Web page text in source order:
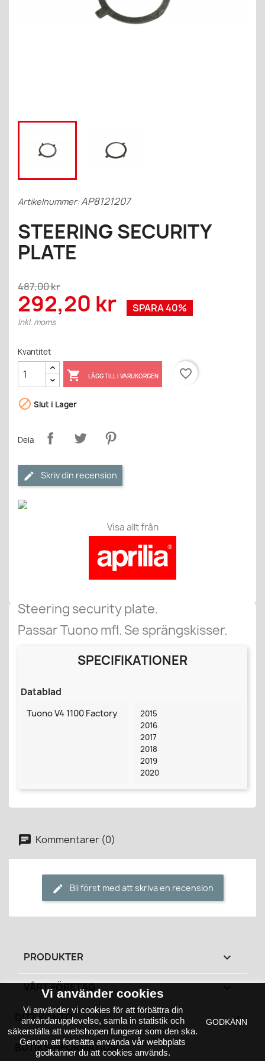
Artikelnummer:AP8121207
STEERING SECURITY
PLATE
487,00 kr
292,20 kr SPARA 40%
Inkl. moms
Kvantitet
 LÄGG TILL I VARUKORGEN favorite_border
 Slut i Lager
Dela
Skriv din recension
Visa allt från
Steering security plate.
Passar Tuono mfl. Se sprängskisser.
SPECIFIKATIONER
Datablad
Tuono V4 1100 Factory
2015
2016
2017
2018
2019
2020
Kommentarer (0)
Bli först med att skriva en recension
PRODUKTER 
VÅRT FÖRETAG 
DITT KONTO 
BUTIKSINFORMATION
Vi använder cookies
Vi använder vi cookies för att förbättra din
användarupplevelse, samla in statistik och
säkerställa att webshopen fungerar som den ska.
Genom att fortsätta använda vår webbplats
godkänner du att cookies används.
GODKÄNN